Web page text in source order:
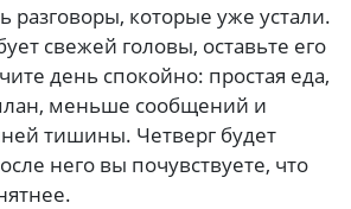
разговоры, которые уже устали.
свежей головы, оставьте его
день спокойно: простая еда,
меньше сообщений и
тишины. Четверг будет
него вы почувствуете, что